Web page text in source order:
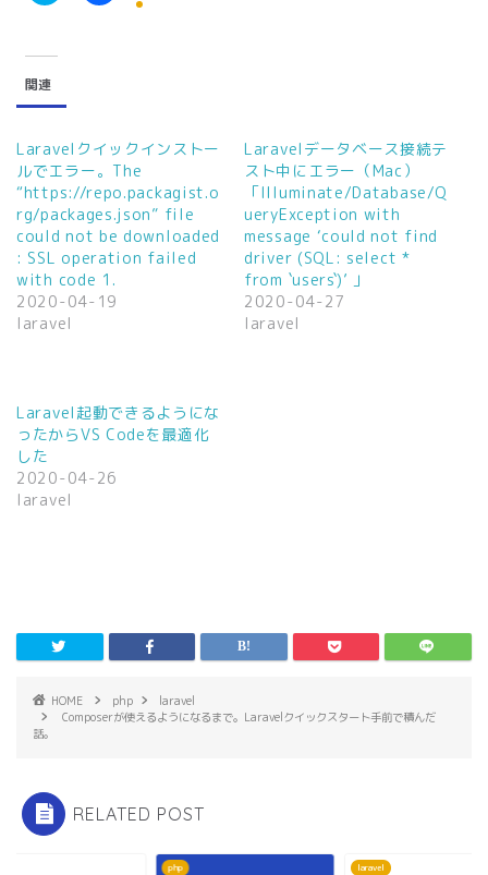
し
て
T
w
t
e
r
で
共
有
(
新
し
い
ウ
ィ
ド
す
)
有
す
る
に
は
ク
リ
ッ
ク
し
て
く
ウ
ィ
ン
ウ
で
関連
Laravelクイックインストー
ルでエラー。The
“https://repo.packagist.o
rg/packages.json” file
could not be downloaded
: SSL operation failed
with code 1.
2020-04-19
laravel
Laravelデータベース接続テ
スト中にエラー（Mac）
「Illuminate/Database/Q
ueryException with
message ‘could not find
driver (SQL: select *
from `users`)’ 」
2020-04-27
laravel
Laravel起動できるようにな
ったからVS Codeを最適化
した
2020-04-26
laravel
HOME php
laravel
Composerが使えるようになるまで。Laravelクイックスタート手前で積んだ
話。
RELATED POST
php laravel